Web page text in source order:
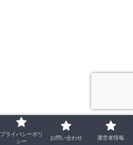
プライバシーポリ
シー
お問い合わせ 運営者情報